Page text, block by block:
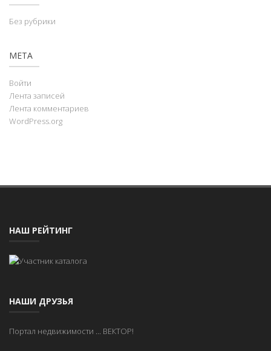
Без рубрики
МЕТА
Войти
Лента записей
Лента комментариев
WordPress.org
НАШ РЕЙТИНГ
НАШИ ДРУЗЬЯ
Портал недвижимости ... ВЕКТОР!